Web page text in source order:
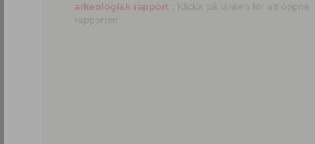
arkeologisk rapport ; Klicka på länken för att öppna
rapporten